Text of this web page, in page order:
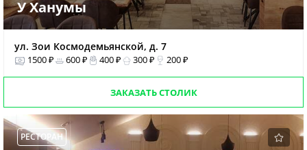
У Ханумы
ул. Зои Космодемьянской, д. 7
1500 ₽ 600 ₽ 400 ₽ 300 ₽ 200 ₽
ЗАКАЗАТЬ СТОЛИК
РЕСТОРАН